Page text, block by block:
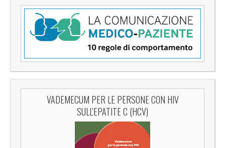
VADEMECUM PER LE PERSONE CON HIV
SULL'EPATITE C (HCV)